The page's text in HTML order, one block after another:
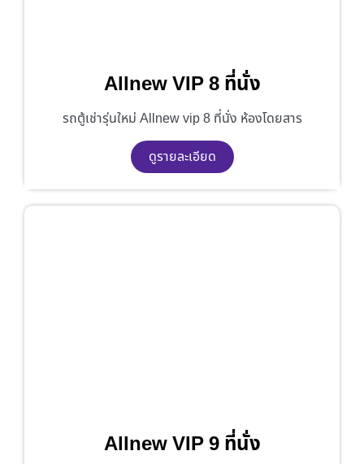
Allnew VIP 8 ที่นั่ง
รถตู้เช่ารุ่นใหม่ Allnew vip 8 ที่นั่ง ห้องโดยสาร
ดูรายละเอียด
Allnew VIP 9 ที่นั่ง